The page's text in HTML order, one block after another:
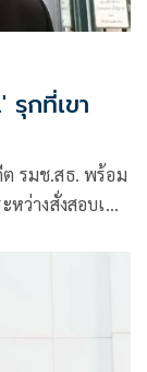
กที่เขา
ต รมช.สธ. พร้อม
ว่างสั่งสอบเพิ่ม